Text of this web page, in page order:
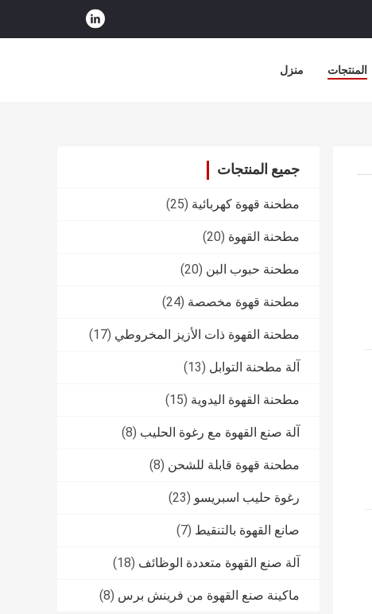
منزل المنتجات
جميع المنتجات
مطحنة قهوة كهربائية (25)
مطحنة القهوة (20)
مطحنة حبوب البن (20)
مطحنة قهوة مخصصة (24)
مطحنة القهوة ذات الأزيز المخروطي (17)
آلة مطحنة التوابل (13)
مطحنة القهوة اليدوية (15)
آلة صنع القهوة مع رغوة الحليب (8)
مطحنة قهوة قابلة للشحن (8)
رغوة حليب اسبريسو (23)
صانع القهوة بالتنقيط (7)
آلة صنع القهوة متعددة الوظائف (18)
ماكينة صنع القهوة من فرينش برس (8)